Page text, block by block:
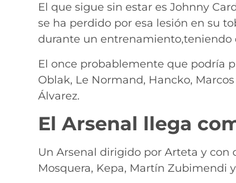
El que sigue sin estar es Johnny
se ha perdido por esa lesión en su
durante un entrenamiento,teniendo
El once probablemente que podría
Oblak, Le Normand, Hancko,
Álvarez.
El Arsenal llega
Un Arsenal dirigido por Arteta y con
Mosquera, Kepa, Martín Zubimendi